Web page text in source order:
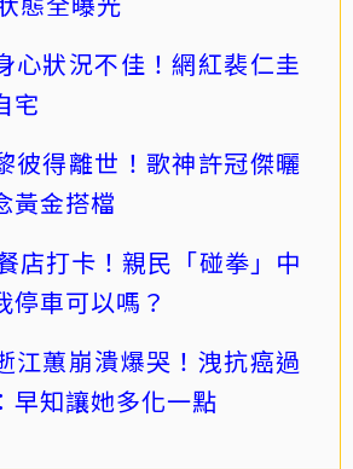
心狀況不佳！網紅裴仁圭
宅
彼得離世！歌神許冠傑曬
黃金搭檔
店打卡！親民「碰拳」中
停車可以嗎？
江蕙崩潰爆哭！洩抗癌過
早知讓她多化一點